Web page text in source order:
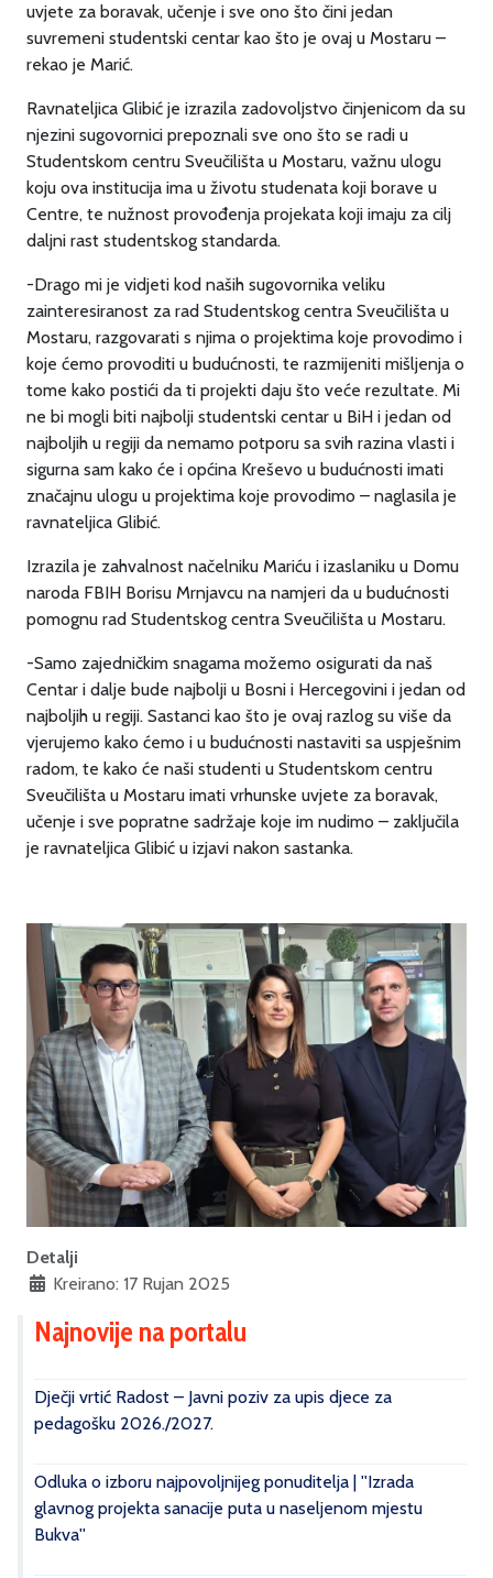
uvjete za boravak, učenje i sve ono što čini jedan
suvremeni studentski centar kao što je ovaj u Mostaru –
rekao je Marić.
Ravnateljica Glibić je izrazila zadovoljstvo činjenicom da su
njezini sugovornici prepoznali sve ono što se radi u
Studentskom centru Sveučilišta u Mostaru, važnu ulogu
koju ova institucija ima u životu studenata koji borave u
Centre, te nužnost provođenja projekata koji imaju za cilj
daljni rast studentskog standarda.
-Drago mi je vidjeti kod naših sugovornika veliku
zainteresiranost za rad Studentskog centra Sveučilišta u
Mostaru, razgovarati s njima o projektima koje provodimo i
koje ćemo provoditi u budućnosti, te razmijeniti mišljenja o
tome kako postići da ti projekti daju što veće rezultate. Mi
ne bi mogli biti najbolji studentski centar u BiH i jedan od
najboljih u regiji da nemamo potporu sa svih razina vlasti i
sigurna sam kako će i općina Kreševo u budućnosti imati
značajnu ulogu u projektima koje provodimo – naglasila je
ravnateljica Glibić.
Izrazila je zahvalnost načelniku Mariću i izaslaniku u Domu
naroda FBIH Borisu Mrnjavcu na namjeri da u budućnosti
pomognu rad Studentskog centra Sveučilišta u Mostaru.
-Samo zajedničkim snagama možemo osigurati da naš
Centar i dalje bude najbolji u Bosni i Hercegovini i jedan od
najboljih u regiji. Sastanci kao što je ovaj razlog su više da
vjerujemo kako ćemo i u budućnosti nastaviti sa uspješnim
radom, te kako će naši studenti u Studentskom centru
Sveučilišta u Mostaru imati vrhunske uvjete za boravak,
učenje i sve popratne sadržaje koje im nudimo – zaključila
je ravnateljica Glibić u izjavi nakon sastanka.
Detalji
Kreirano: 17 Rujan 2025
Najnovije na portalu
Dječji vrtić Radost – Javni poziv za upis djece za
pedagošku 2026./2027.
Odluka o izboru najpovoljnijeg ponuditelja | ''Izrada
glavnog projekta sanacije puta u naseljenom mjestu
Bukva''